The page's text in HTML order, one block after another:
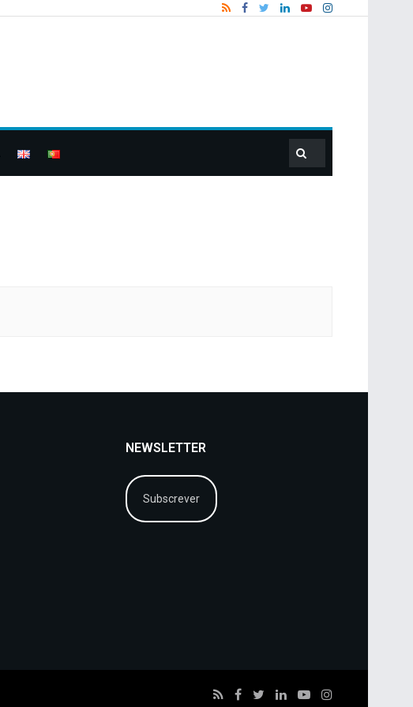
NEWSLETTER
Subscrever